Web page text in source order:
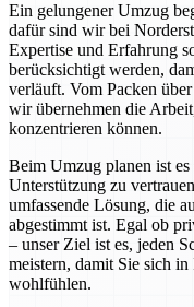
Ein gelungener Umzug
dafür sind wir bei
Expertise und Erfahrung
berücksichtigt werden,
verläuft. Vom Packen
wir übernehmen die
konzentrieren können.
Beim Umzug planen ist
Unterstützung zu
umfassende Lösung, die
abgestimmt ist. Egal ob
– unser Ziel ist es, jeden
meistern, damit Sie sich
wohlfühlen.